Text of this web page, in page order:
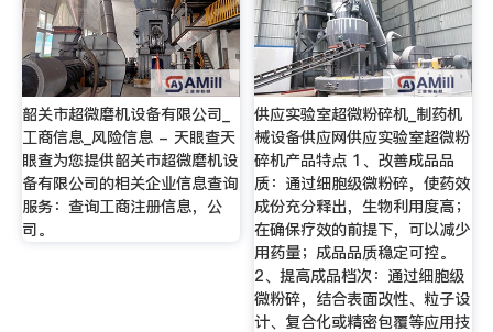
韶关市超微磨机设备有限公司_
工商信息_风险信息 - 天眼查天
眼查为您提供韶关市超微磨机设
备有限公司的相关企业信息查询
服务：查询工商注册信息，公
司。
供应实验室超微粉碎机_制药机
械设备供应网供应实验室超微粉
碎机产品特点 1、改善成品品
质：通过细胞级微粉碎，使药效
成份充分释出，生物利用度高；
在确保疗效的前提下，可以减少
用药量；成品品质稳定可控。
2、提高成品档次：通过细胞级
微粉碎，结合表面改性、粒子设
计、复合化或精密包覆等应用技